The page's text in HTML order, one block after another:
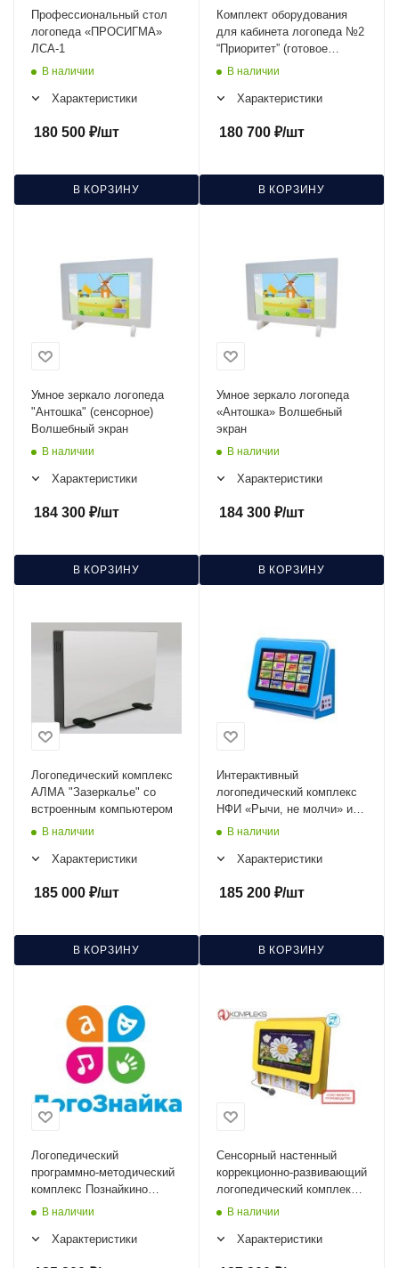
Профессиональный стол
логопеда «ПРОСИГМА»
ЛСА-1
В наличии
Характеристики
180 500 ₽/шт
В КОРЗИНУ
Комплект оборудования
для кабинета логопеда №2
“Приоритет” (готовое
решение)
В наличии
Характеристики
180 700 ₽/шт
В КОРЗИНУ
Умное зеркало логопеда
"Антошка" (сенсорное)
Волшебный экран
В наличии
Характеристики
184 300 ₽/шт
В КОРЗИНУ
Умное зеркало логопеда
«Антошка» Волшебный
экран
В наличии
Характеристики
184 300 ₽/шт
В КОРЗИНУ
Логопедический комплекс
АЛМА "Зазеркалье" со
встроенным компьютером
В наличии
Характеристики
185 000 ₽/шт
В КОРЗИНУ
Интерактивный
логопедический комплекс
НФИ «Рычи, не молчи» из
серии «Кисельковое
В наличии
Характеристики
185 200 ₽/шт
В КОРЗИНУ
Логопедический
программно-методический
комплекс Познайкино
«ЛогоЗнайка» Версия
В наличии
Характеристики
Сенсорный настенный
коррекционно-развивающий
логопедический комплекс
Logo 7 AV Kompleks
В наличии
Характеристики